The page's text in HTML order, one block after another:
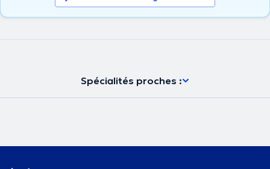
Spécialités proches :